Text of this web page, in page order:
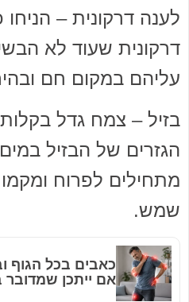
לענה דרקונית –
דרקונית שעוד לא
עליהם במקום חם
בזיל – צמח גדל
הגזרים של הבזיל
מתחילים לפרוח
שמש.
כאבים בכל הגוף
אם ייתכן שמדובר